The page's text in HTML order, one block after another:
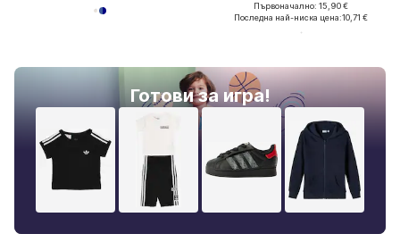
Готови за игра!
Първоначално: 15,90 €
Последна най-ниска цена:10,71 €